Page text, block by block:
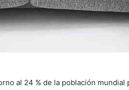
al 24 % de la población